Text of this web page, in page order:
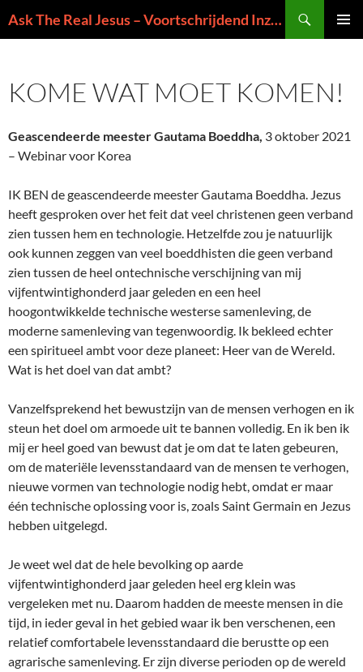
naar
Ask The Real Jesus – Voortschrijdend Inzicht in de Zin van het Leven
KOME WAT MOET KOMEN!
Geascendeerde meester Gautama Boeddha, 3 oktober 2021
– Webinar voor Korea
IK BEN de geascendeerde meester Gautama Boeddha. Jezus
heeft gesproken over het feit dat veel christenen geen verband
zien tussen hem en technologie. Hetzelfde zou je natuurlijk
ook kunnen zeggen van veel boeddhisten die geen verband
zien tussen de heel ontechnische verschijning van mij
vijfentwintighonderd jaar geleden en een heel
hoogontwikkelde technische westerse samenleving, de
moderne samenleving van tegenwoordig. Ik bekleed echter
een spiritueel ambt voor deze planeet: Heer van de Wereld.
Wat is het doel van dat ambt?
Vanzelfsprekend het bewustzijn van de mensen verhogen en ik
steun het doel om armoede uit te bannen volledig. En ik ben ik
mij er heel goed van bewust dat je om dat te laten gebeuren,
om de materiële levensstandaard van de mensen te verhogen,
nieuwe vormen van technologie nodig hebt, omdat er maar
één technische oplossing voor is, zoals Saint Germain en Jezus
hebben uitgelegd.
Je weet wel dat de hele bevolking op aarde
vijfentwintighonderd jaar geleden heel erg klein was
vergeleken met nu. Daarom hadden de meeste mensen in die
tijd, in ieder geval in het gebied waar ik ben verschenen, een
relatief comfortabele levensstandaard die berustte op een
agrarische samenleving. Er zijn diverse perioden op de wereld